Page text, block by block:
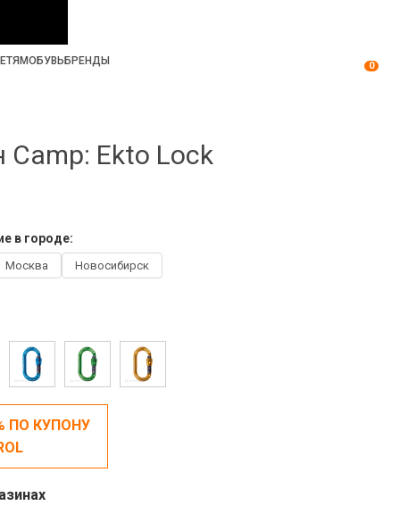
ОБУВЬ БРЕНДЫ 0
Camp: Ekto Lock
в городе:
Москва Новосибирск
ПО КУПОНУ